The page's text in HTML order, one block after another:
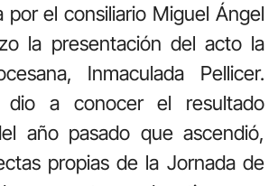
por el consiliario Miguel Ángel
la presentación del acto la
Inmaculada Pellicer.
dio a conocer el resultado
año pasado que ascendió,
propias de la Jornada de